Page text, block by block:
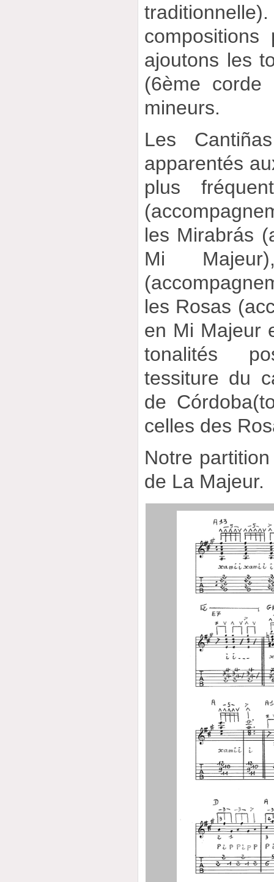
compositions
ajoutons les
(6ème
mineurs.
Les
apparentés
plus
les Mirabrás
Mi
les Rosas
en Mi Majeur
tonalités
tessiture du
de
celles des
Notre
de La Majeur.